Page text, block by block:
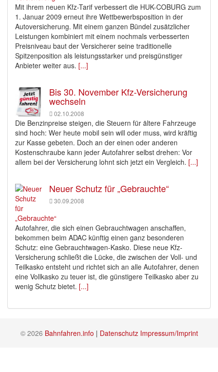
Mit ihrem neuen Kfz-Tarif verbessert die HUK-COBURG zum
1. Januar 2009 erneut ihre Wettbewerbsposition in der
Autoversicherung. Mit einem ganzen Bündel zusätzlicher
Leistungen kombiniert mit einem nochmals verbesserten
Preisniveau baut der Versicherer seine traditionelle
Spitzenposition als leistungsstarker und preisgünstiger
Anbieter weiter aus. [...]
Bis 30. November Kfz-Versicherung
wechseln
02.10.2008
Die Benzinpreise steigen, die Steuern für ältere Fahrzeuge
sind hoch: Wer heute mobil sein will oder muss, wird kräftig
zur Kasse gebeten. Doch an der einen oder anderen
Kostenschraube kann jeder Autofahrer selbst drehen: Vor
allem bei der Versicherung lohnt sich jetzt ein Vergleich. [...]
Neuer Schutz für „Gebrauchte“
30.09.2008
Autofahrer, die sich einen Gebrauchtwagen anschaffen,
bekommen beim ADAC künftig einen ganz besonderen
Schutz: eine Gebrauchtwagen-Kasko. Diese neue Kfz-
Versicherung schließt die Lücke, die zwischen der Voll- und
Teilkasko entsteht und richtet sich an alle Autofahrer, denen
eine Vollkasko zu teuer ist, die günstigere Teilkasko aber zu
wenig Schutz bietet. [...]
© 2026 Bahnfahren.info | Datenschutz Impressum/Imprint